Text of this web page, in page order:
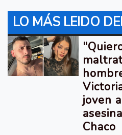
LO MÁS LEIDO
joven
Chaco